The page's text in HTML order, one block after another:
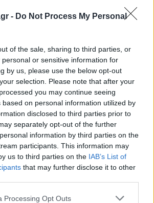
- Do Not Process My Personal
of the sale, sharing to third parties, or
or sensitive information for
by us, please use the below opt-out
selection. Please note that after your
you may continue seeing
based on personal information utilized by
disclosed to third parties prior to
separately opt-out of the further
information by third parties on the
participants. This information may
us to third parties on the IAB’s List of
that may further disclose it to other
Processing Opt Outs
ευρώ
Media: Με ενίσχυση 8 εκατ.
ευρώ σε 451 επιχειρήσεις
ξεκίνησε το πρόγραμμα
στήριξης- Κάλυψη εισφορών
ΕΔΟΕΑΠ
Επιτροπή και νέο Διοικητικό Συμβούλιο -